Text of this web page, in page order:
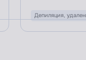
Депиляция,